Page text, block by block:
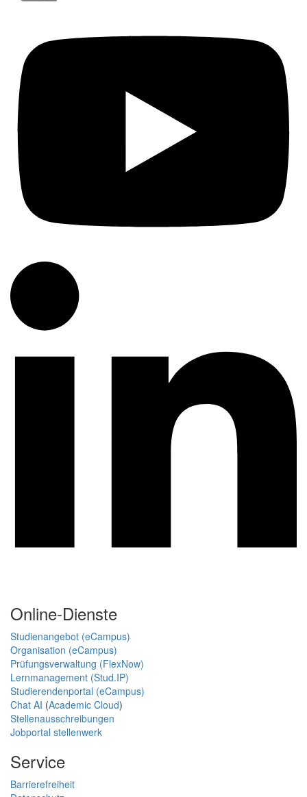
Online-Dienste
Studienangebot (eCampus)
Organisation (eCampus)
Prüfungsverwaltung (FlexNow)
Lernmanagement (Stud.IP)
Studierendenportal (eCampus)
Chat AI (Academic Cloud)
Stellenausschreibungen
Jobportal stellenwerk
Service
Barrierefreiheit